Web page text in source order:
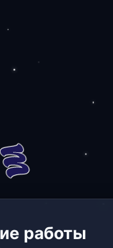
работы